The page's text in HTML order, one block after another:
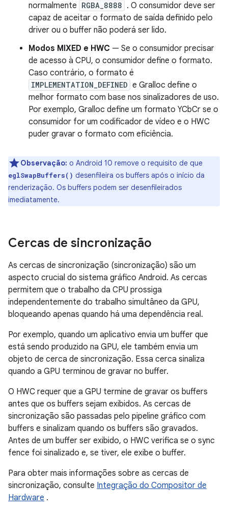
normalmente RGBA_8888 . O consumidor deve ser
capaz de aceitar o formato de saída definido pelo
driver ou o buffer não poderá ser lido.
Modos MIXED e HWC — Se o consumidor precisar
de acesso à CPU, o consumidor define o formato.
Caso contrário, o formato é
IMPLEMENTATION_DEFINED e Gralloc define o
melhor formato com base nos sinalizadores de uso.
Por exemplo, Gralloc define um formato YCbCr se o
consumidor for um codificador de vídeo e o HWC
puder gravar o formato com eficiência.
Observação: o Android 10 remove o requisito de que
eglSwapBuffers() desenfileira os buffers após o início da
renderização. Os buffers podem ser desenfileirados
imediatamente.
Cercas de sincronização
As cercas de sincronização (sincronização) são um
aspecto crucial do sistema gráfico Android. As cercas
permitem que o trabalho da CPU prossiga
independentemente do trabalho simultâneo da GPU,
bloqueando apenas quando há uma dependência real.
Por exemplo, quando um aplicativo envia um buffer que
está sendo produzido na GPU, ele também envia um
objeto de cerca de sincronização. Essa cerca sinaliza
quando a GPU terminou de gravar no buffer.
O HWC requer que a GPU termine de gravar os buffers
antes que os buffers sejam exibidos. As cercas de
sincronização são passadas pelo pipeline gráfico com
buffers e sinalizam quando os buffers são gravados.
Antes de um buffer ser exibido, o HWC verifica se o sync
fence foi sinalizado e, se tiver, ele exibe o buffer.
Para obter mais informações sobre as cercas de
sincronização, consulte Integração do Compositor de
Hardware .